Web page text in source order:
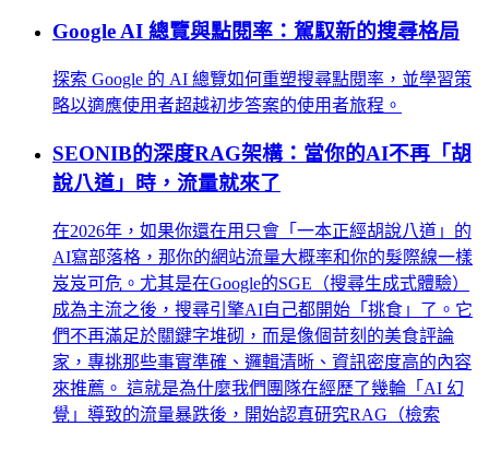
Google AI 總覽與點閱率：駕馭新的搜尋格局
探索 Google 的 AI 總覽如何重塑搜尋點閱率，並學習策
略以適應使用者超越初步答案的使用者旅程。
SEONIB的深度RAG架構：當你的AI不再「胡
說八道」時，流量就來了
在2026年，如果你還在用只會「一本正經胡說八道」的
AI寫部落格，那你的網站流量大概率和你的髮際線一樣
岌岌可危。尤其是在Google的SGE（搜尋生成式體驗）
成為主流之後，搜尋引擎AI自己都開始「挑食」了。它
們不再滿足於關鍵字堆砌，而是像個苛刻的美食評論
家，專挑那些事實準確、邏輯清晰、資訊密度高的內容
來推薦。 這就是為什麼我們團隊在經歷了幾輪「AI 幻
覺」導致的流量暴跌後，開始認真研究RAG（檢索